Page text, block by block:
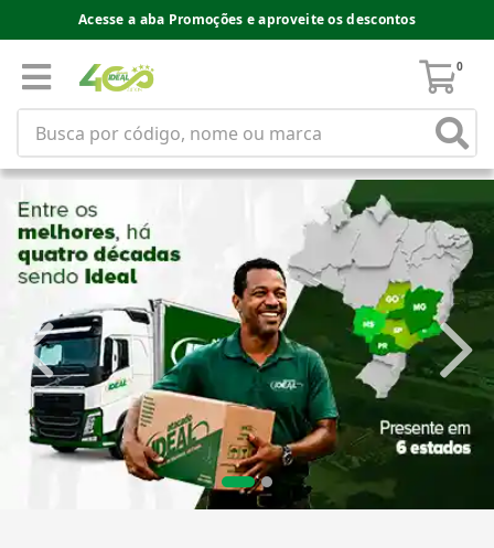
Acesse a aba Promoções e aproveite os descontos
0